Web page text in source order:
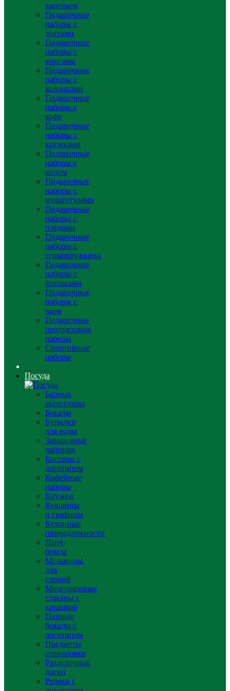
вареньем
Подарочные
наборы с
зонтами
Подарочные
наборы с
книгами
Подарочные
наборы с
колонками
Подарочные
наборы с
кофе
Подарочные
наборы с
кружками
Подарочные
наборы с
медом
Подарочные
наборы с
мультитулами
Подарочные
наборы с
пледами
Подарочные
наборы с
термокружками
Подарочные
наборы с
флешками
Подарочные
наборы с
чаем
Подарочные
продуктовые
наборы
Спортивные
наборы
Посуда
Барные
аксессуары
Бокалы
Бутылки
для воды
Заварочные
чайники
Костеры с
логотипом
Кофейные
наборы
Кружки
Кувшины
и графины
Кухонные
принадлежности
Ланч-
боксы
Мельницы
для
специй
Многоразовые
стаканы с
крышкой
Пивные
бокалы с
логотипом
Предметы
сервировки
Разделочные
доски
Рюмки с